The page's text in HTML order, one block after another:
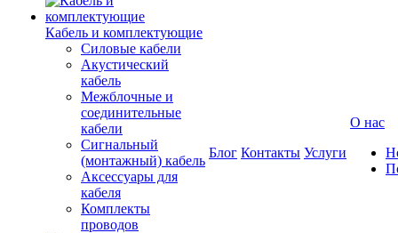
Кабель и комплектующие
Силовые кабели
Акустический
кабель
Межблочные и
соединительные
кабели
Сигнальный
(монтажный) кабель
Аксессуары для
кабеля
Комплекты
проводов
Блог Контакты Услуги
О нас